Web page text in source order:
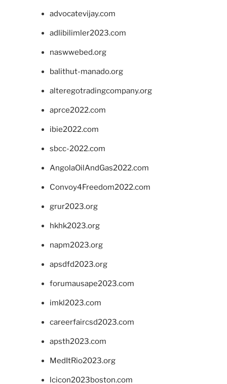
advocatevijay.com
adlibilimler2023.com
naswwebed.org
balithut-manado.org
alteregotradingcompany.org
aprce2022.com
ibie2022.com
sbcc-2022.com
AngolaOilAndGas2022.com
Convoy4Freedom2022.com
grur2023.org
hkhk2023.org
napm2023.org
apsdfd2023.org
forumausape2023.com
imkl2023.com
careerfaircsd2023.com
apsth2023.com
MedItRio2023.org
lcicon2023boston.com